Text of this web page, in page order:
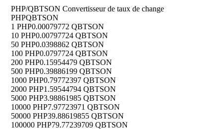
PHP/QBTSON Convertisseur de taux de change
PHPQBTSON
1 PHP0.00079772 QBTSON
10 PHP0.00797724 QBTSON
50 PHP0.0398862 QBTSON
100 PHP0.0797724 QBTSON
200 PHP0.15954479 QBTSON
500 PHP0.39886199 QBTSON
1000 PHP0.79772397 QBTSON
2000 PHP1.59544794 QBTSON
5000 PHP3.98861985 QBTSON
10000 PHP7.97723971 QBTSON
50000 PHP39.88619855 QBTSON
100000 PHP79.77239709 QBTSON